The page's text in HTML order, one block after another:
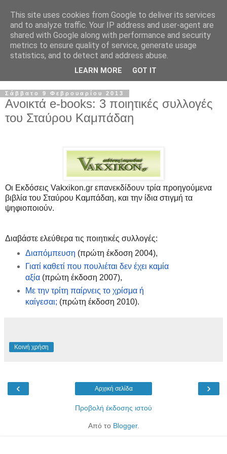
Σάββατο 9 Φεβρουαρίου 2013
Ανοικτά e-books: 3 ποιητικές συλλογές
του Σταύρου Καμπάδαη
Οι Εκδόσεις Vakxikon.gr επανεκδίδουν τρία προηγούμενα
βιβλία του Σταύρου Καμπάδαη, και την ίδια στιγμή τα
ψηφιοποιούν.
Διαβάστε ελεύθερα τις ποιητικές συλλογές:
Διαπόμπευση (πρώτη έκδοση 2004),
Γιατί καθετί που πουλιέται δεν έχει καμία
αξία(πρώτη έκδοση 2007),
Με την τρίτη παίρνεις το χρίσμα ή
καίγεσαι; (πρώτη έκδοση 2010).
Κοινή χρήση
‹ ›
Αρχική σελίδα
Προβολή έκδοσης ιστού
Από το Blogger.
This site uses cookies from Google to deliver its services
and to analyze traffic. Your IP address and user-agent are
shared with Google along with performance and security
metrics to ensure quality of service, generate usage
statistics, and to detect and address abuse.
LEARN MORE GOT IT